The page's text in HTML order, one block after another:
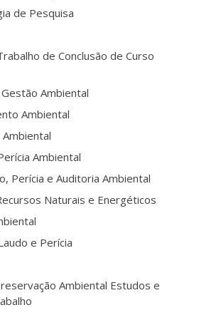
de Pesquisa
de Conclusão de Curso
Ambiental
Ambiental
Ambiental
Perícia e Auditoria Ambiental
Naturais e Energéticos
e Perícia
Ambiental Estudos e